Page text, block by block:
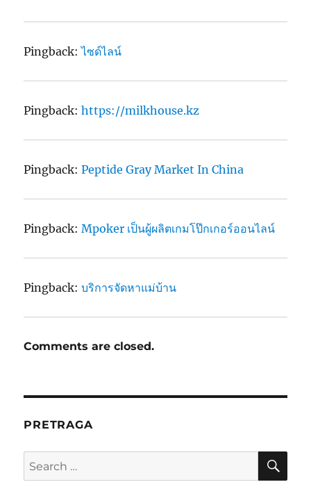
Pingback:ไซด์ไลน์
Pingback:https://milkhouse.kz
Pingback:Peptide Gray Market In China
Pingback:Mpoker เป็นผู้ผลิตเกมโป๊กเกอร์ออนไลน์
Pingback:บริการจัดหาแม่บ้าน
Comments are closed.
PRETRAGA
Search
for: